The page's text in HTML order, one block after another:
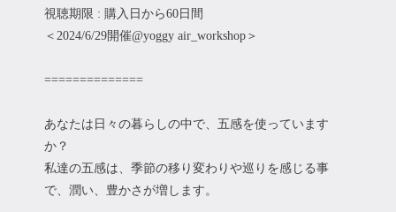
視聴期限 : 購入日から60日間
＜2024/6/29開催@yoggy air_workshop＞
==============
あなたは日々の暮らしの中で、五感を使っています
か？
私達の五感は、季節の移り変わりや巡りを感じる事
で、潤い、豊かさが増します。